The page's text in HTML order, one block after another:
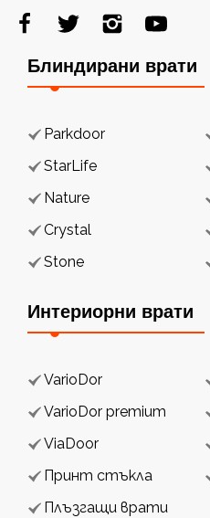
Блиндирани врати
Parkdoor
StarLife
Nature
Crystal
Stone
Интериорни врати
VarioDor
VarioDor premium
ViaDoor
Принт стъкла
Плъзгащи врати